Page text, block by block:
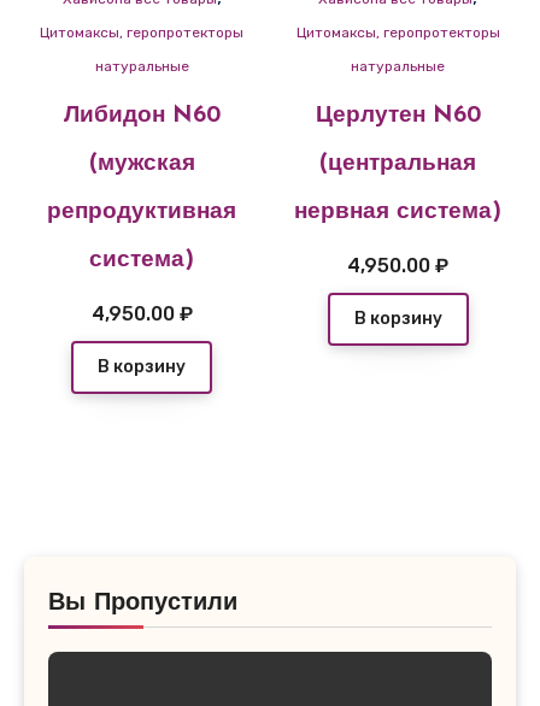
Цитомаксы, геропротекторы
натуральные
Либидон N60
(мужская
репродуктивная
система)
4,950.00 ₽
В корзину
Цитомаксы, геропротекторы
натуральные
Церлутен N60
(центральная
нервная система)
4,950.00₽
В корзину
Вы Пропустили